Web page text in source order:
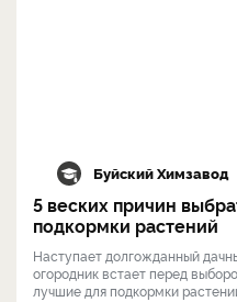
Буйский Химзавод
5 веских причин
подкормки растений
Наступает долгожданный
огородник встает перед
лучшие для подкормки